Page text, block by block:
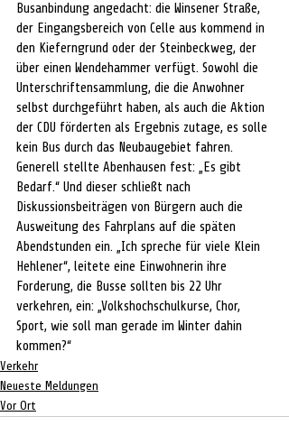
Busanbindung angedacht: die Winsener Straße,
der Eingangsbereich von Celle aus kommend in
den Kieferngrund oder der Steinbeckweg, der
über einen Wendehammer verfügt. Sowohl die
Unterschriftensammlung, die die Anwohner
selbst durchgeführt haben, als auch die Aktion
der CDU förderten als Ergebnis zutage, es solle
kein Bus durch das Neubaugebiet fahren.
Generell stellte Abenhausen fest: „Es gibt
Bedarf.“ Und dieser schließt nach
Diskussionsbeiträgen von Bürgern auch die
Ausweitung des Fahrplans auf die späten
Abendstunden ein. „Ich spreche für viele Klein
Hehlener“, leitete eine Einwohnerin ihre
Forderung, die Busse sollten bis 22 Uhr
verkehren, ein: „Volkshochschulkurse, Chor,
Sport, wie soll man gerade im Winter dahin
kommen?“
Verkehr
Neueste Meldungen
Vor Ort